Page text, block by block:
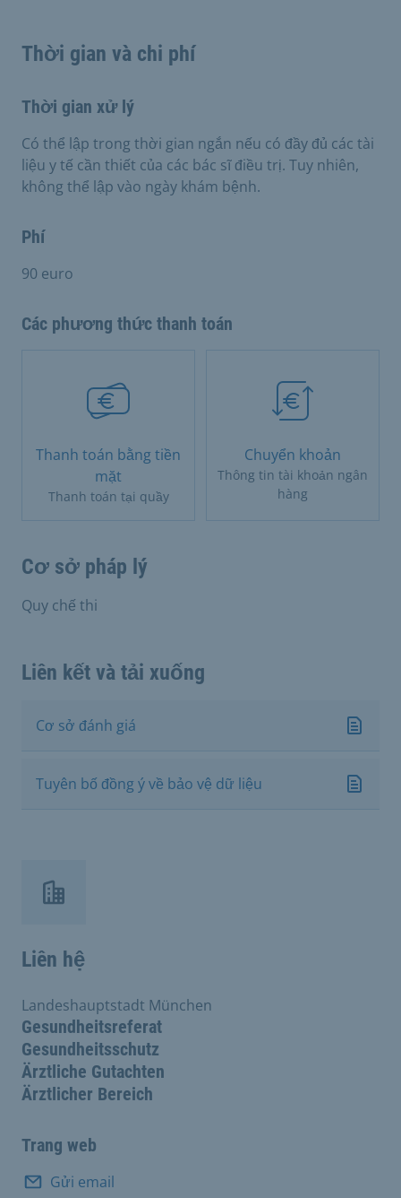
Thời gian và chi phí
Thời gian xử lý
Có thể lập trong thời gian ngắn nếu có đầy đủ các tài
liệu y tế cần thiết của các bác sĩ điều trị. Tuy nhiên,
không thể lập vào ngày khám bệnh.
Phí
90 euro
Các phương thức thanh toán
Thanh toán bằng tiền
mặt
Thanh toán tại quầy
Chuyển khoản
Thông tin tài khoản ngân
hàng
Cơ sở pháp lý
Quy chế thi
Liên kết và tải xuống
Cơ sở đánh giá
Tuyên bố đồng ý về bảo vệ dữ liệu
Liên hệ
Gesundheitsreferat
Gesundheitsschutz
Ärztliche Gutachten
Ärztlicher Bereich
Landeshauptstadt München
Trang web
Gửi email